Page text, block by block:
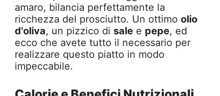
amaro, bilancia perfettamente la
ricchezza del prosciutto. Un ottimo olio
d'oliva, un pizzico di sale e pepe, ed
ecco che avete tutto il necessario per
realizzare questo piatto in modo
impeccabile.